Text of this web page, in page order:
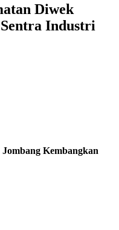
Diwek
Industri
Kembangkan